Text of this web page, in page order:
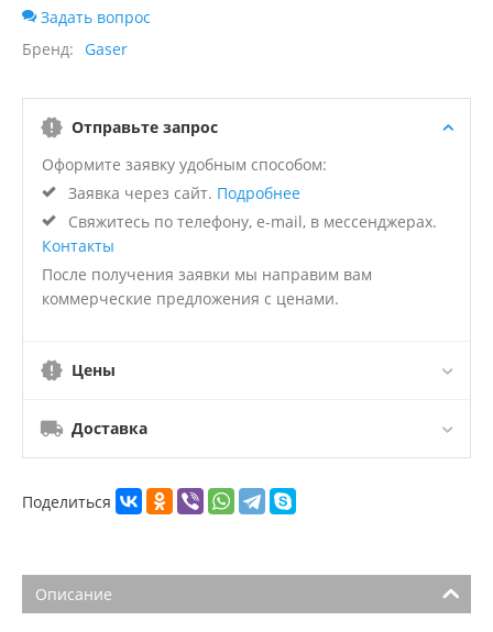
Задать вопрос
Бренд
Gaser
Отправьте запрос
Оформите заявку удобным способом:
Заявка через сайт. Подробнее
Свяжитесь по телефону, e-mail, в мессенджерах.
Контакты
После получения заявки мы направим вам
коммерческие предложения с ценами.
Цены
Доставка
Поделиться
Описание